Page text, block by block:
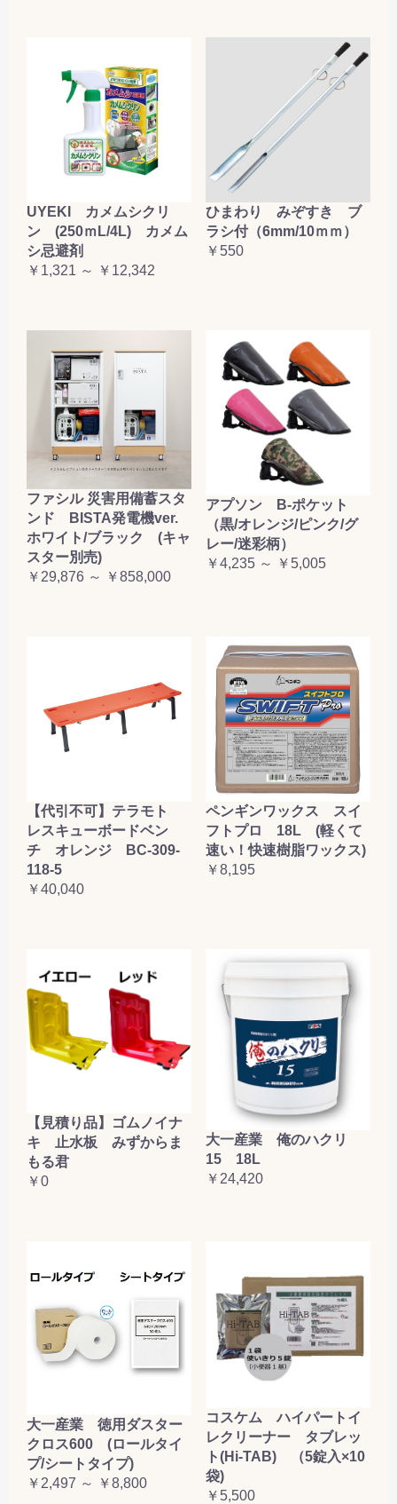
UYEKI カメムシクリ
ン (250ｍL/4L) カメム
シ忌避剤
￥1,321 ～ ￥12,342
ひまわり みぞすき ブ
ラシ付（6mm/10ｍｍ）
￥550
ファシル 災害用備蓄スタ
ンド BISTA発電機ver.
ホワイト/ブラック (キャ
スター別売)
￥29,876 ～ ￥858,000
アプソン B-ポケット
（黒/オレンジ/ピンク/グ
レー/迷彩柄）
￥4,235 ～ ￥5,005
【代引不可】テラモト
レスキューボードベン
チ オレンジ BC-309-
118-5
￥40,040
ペンギンワックス スイ
フトプロ 18L (軽くて
速い！快速樹脂ワックス)
￥8,195
【見積り品】ゴムノイナ
キ 止水板 みずからま
もる君
￥0
大一産業 俺のハクリ
15 18L
￥24,420
大一産業 徳用ダスター
クロス600 (ロールタイ
プ/シートタイプ)
￥2,497 ～ ￥8,800
コスケム ハイパートイ
レクリーナー タブレッ
ト(Hi-TAB) （5錠入×10
袋)
￥5,500